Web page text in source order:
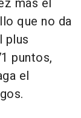
que no da
plus
puntos,
el